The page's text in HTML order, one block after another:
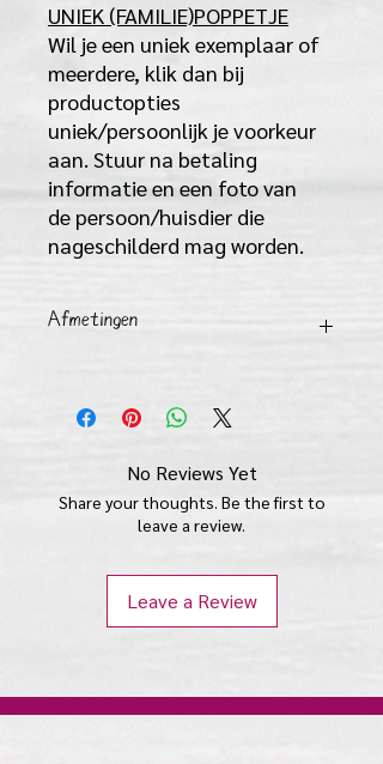
UNIEK (FAMILIE)POPPETJE
Wil je een uniek exemplaar of
meerdere, klik dan bij
productopties
uniek/persoonlijk je voorkeur
aan. Stuur na betaling
informatie en een foto van
de persoon/huisdier die
nageschilderd mag worden.
Afmetingen
No Reviews Yet
Share your thoughts. Be the first to
leave a review.
Leave a Review